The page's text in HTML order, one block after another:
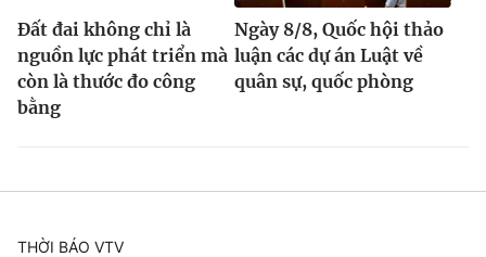
Đất đai không chỉ là
nguồn lực phát triển mà
còn là thước đo công
bằng
Ngày 8/8, Quốc hội thảo
luận các dự án Luật về
quân sự, quốc phòng
THỜI BÁO VTV